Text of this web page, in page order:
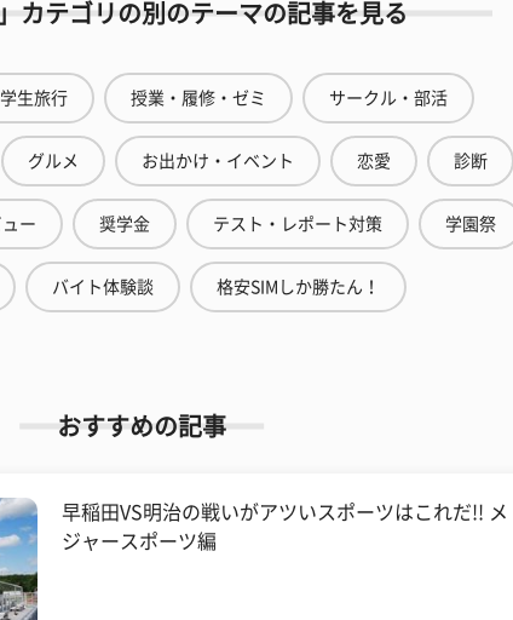
カテゴリの別のテーマの記事を見る
学生旅行 授業・履修・ゼミ サークル・部活
グルメ お出かけ・イベント 恋愛 診断
ー 奨学金 テスト・レポート対策 学園祭
バイト体験談 格安SIMしか勝たん！
おすすめの記事
早稲田VS明治の戦いがアツいスポーツはこれだ!! メ
ジャースポーツ編